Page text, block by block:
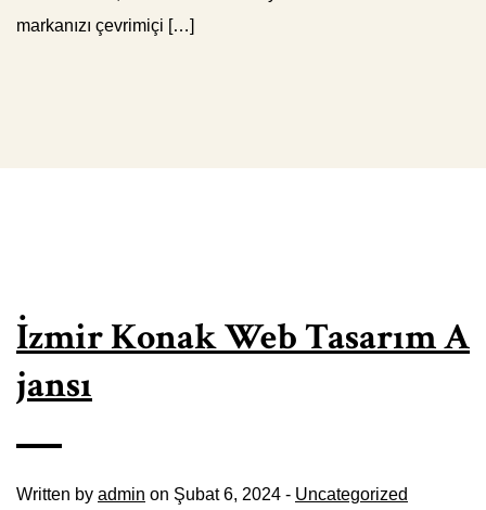
markanızı çevrimiçi […]
İzmir Konak Web Tasarım A
jansı
Written by admin on Şubat 6, 2024 - Uncategorized